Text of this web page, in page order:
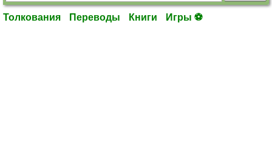
Толкования Переводы Книги Игры ⚽